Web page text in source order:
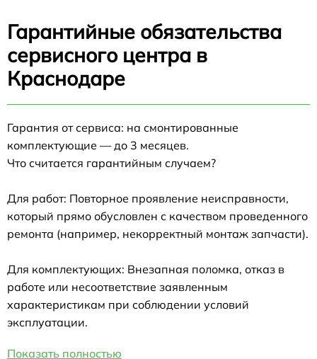
Гарантийные обязательства
сервисного центра в
Краснодаре
Гарантия от сервиса: на смонтированные
комплектующие — до 3 месяцев.
Что считается гарантийным случаем?
Для работ: Повторное проявление неисправности,
который прямо обусловлен с качеством проведенного
ремонта (например, некорректный монтаж запчасти).
Для комплектующих: Внезапная поломка, отказ в
работе или несоответствие заявленным
характеристикам при соблюдении условий
эксплуатации.
Показать полностью